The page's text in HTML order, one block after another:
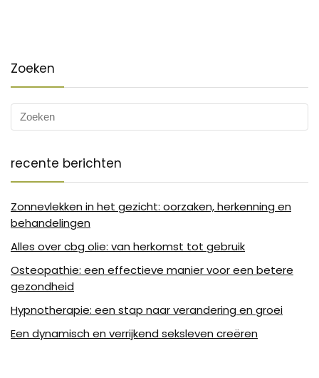
Zoeken
recente berichten
Zonnevlekken in het gezicht: oorzaken, herkenning en
behandelingen
Alles over cbg olie: van herkomst tot gebruik
Osteopathie: een effectieve manier voor een betere
gezondheid
Hypnotherapie: een stap naar verandering en groei
Een dynamisch en verrijkend seksleven creëren